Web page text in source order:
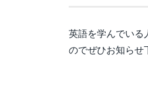
英語を学んでいる
のでぜひお知らせ